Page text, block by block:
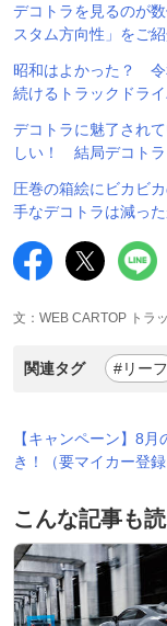
デコトラを見るのが
スタム方向性」をご
昭和はよかった？
続けるトラックドラ
デコトラに魅了され
しい！ 結局デコトラ
圧巻の箱絵にビカビ
手なデコトラは減っ
文：WEB CARTOP トラ
関連タグ #リーフ
【キャンペーン】8
き！（要マイカー登
こんな記事も